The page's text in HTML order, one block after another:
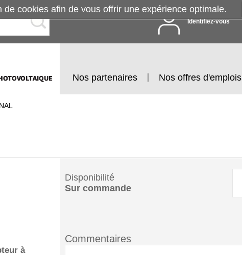
Identifiez-vous
Nos partenaires Nos offres d'emplois
à
Disponibilité
Sur commande
Commentaires
de cookies afin de vous offrir une expérience optimale.